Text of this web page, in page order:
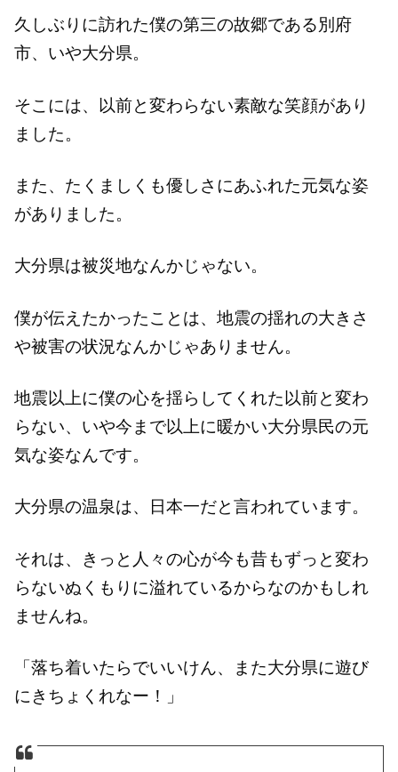
久しぶりに訪れた僕の第三の故郷である別府
市、いや大分県。
そこには、以前と変わらない素敵な笑顔があり
ました。
また、たくましくも優しさにあふれた元気な姿
がありました。
大分県は被災地なんかじゃない。
僕が伝えたかったことは、地震の揺れの大きさ
や被害の状況なんかじゃありません。
地震以上に僕の心を揺らしてくれた以前と変わ
らない、いや今まで以上に暖かい大分県民の元
気な姿なんです。
大分県の温泉は、日本一だと言われています。
それは、きっと人々の心が今も昔もずっと変わ
らないぬくもりに溢れているからなのかもしれ
ませんね。
「落ち着いたらでいいけん、また大分県に遊び
にきちょくれなー！」